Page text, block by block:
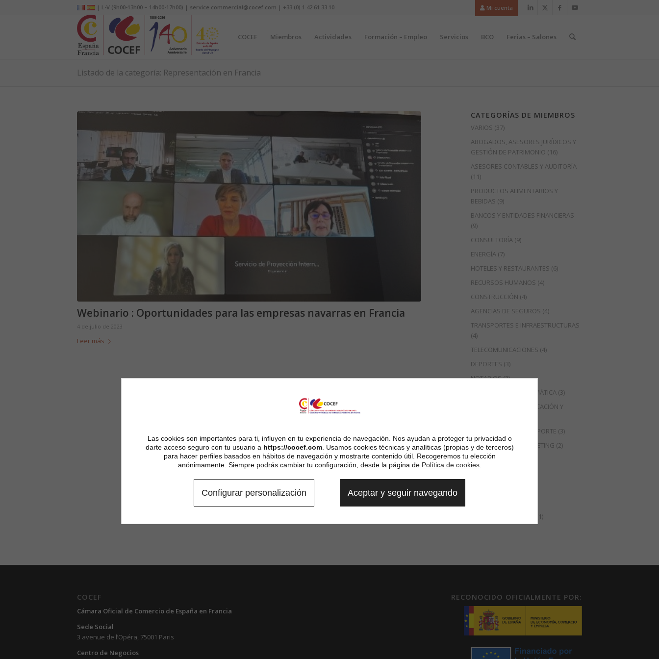
Mi cuenta
| L-V (9h00-13h00 – 14h00-17h00) | service.commercial@cocef.com | +33 (0) 1 42 61 33 10
COCEF Miembros Actividades Formación – Empleo Servicios BCO Ferias – Salones
Listado de la categoría: Representación en Francia
Webinario : Oportunidades para las empresas navarras en Francia
4 de julio de 2023
Leer más
CATEGORÍAS DE MIEMBROS
VARIOS (37)
ABOGADOS, ASESORES JURÍDICOS Y
GESTIÓN DE PATRIMONIO (16)
ASESORES CONTABLES Y AUDITORÍA
(11)
PRODUCTOS ALIMENTARIOS Y
BEBIDAS (9)
BANCOS Y ENTIDADES FINANCIERAS
(9)
CONSULTORÍA(9)
ENERGÍA(7)
HOTELES Y RESTAURANTES (6)
RECURSOS HUMANOS (4)
CONSTRUCCIÓN (4)
AGENCIAS DE SEGUROS (4)
TRANSPORTES E INFRAESTRUCTURAS
(4)
TELECOMUNICACIONES (4)
DEPORTES (3)
NOTARIOS(3)
ELECTRÓNICA E INFORMÁTICA(3)
AGENCIAS DE COMUNICACIÓN Y
COMPAÑÍAS DE TRANSPORTE (3)
MANAGEMENT Y MARKETING (2)
MODA(2)
(1)
COCEF
Cámara Oficial de Comercio de España en Francia
Sede Social
3 avenue de l’Opéra, 75001 Paris
Centro de Negocios
RECONOCIDO OFICIALMENTE POR:
Las cookies son importantes para ti, influyen en tu experiencia de navegación. Nos ayudan a proteger tu privacidad o
darte acceso seguro con tu usuario a https://cocef.com. Usamos cookies técnicas y analíticas (propias y de terceros)
para hacer perfiles basados en hábitos de navegación y mostrarte contenido útil. Recogeremos tu elección
anónimamente. Siempre podrás cambiar tu configuración, desde la página de Política de cookies.
Configurar personalización Aceptar y seguir navegando